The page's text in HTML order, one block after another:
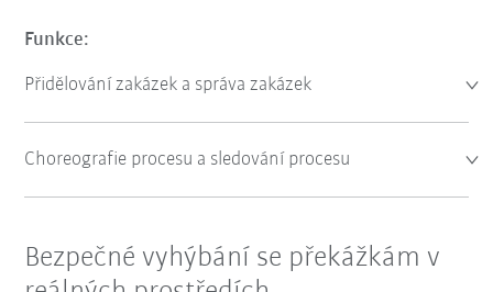
Funkce:
Přidělování zakázek a správa zakázek
Choreografie procesu a sledování procesu
Bezpečné vyhýbání se překážkám v